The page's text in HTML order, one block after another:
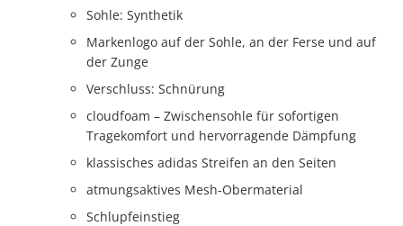
Sohle: Synthetik
Markenlogo auf der Sohle, an der Ferse und auf
der Zunge
Verschluss: Schnürung
cloudfoam – Zwischensohle für sofortigen
Tragekomfort und hervorragende Dämpfung
klassisches adidas Streifen an den Seiten
atmungsaktives Mesh-Obermaterial
Schlupfeinstieg